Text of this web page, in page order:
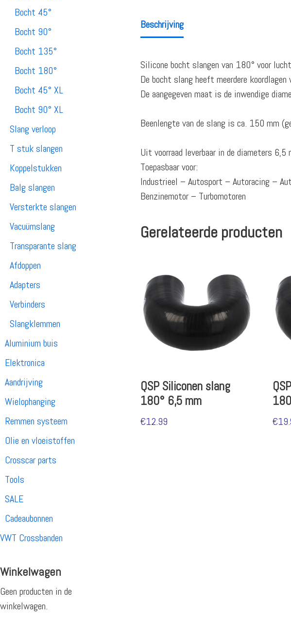
Bocht 45°
Bocht 90°
Bocht 135°
Bocht 180°
Bocht 45° XL
Bocht 90° XL
Slang verloop
T stuk slangen
Koppelstukken
Balg slangen
Versterkte slangen
Vacuümslang
Transparante slang
Afdoppen
Adapters
Verbinders
Slangklemmen
Aluminium buis
Elektronica
Aandrijving
Wielophanging
Remmen systeem
Olie en vloeistoffen
Crosscar parts
Tools
SALE
Cadeaubonnen
VWT Crossbanden
Winkelwagen
Geen producten in de
winkelwagen.
Beschrijving
Silicone bocht slangen van 180° voor
De bocht slang heeft meerdere
De aangegeven maat is de inwendige
Beenlengte van de slang is ca. 150 mm
Uit voorraad leverbaar in de diameters
Toepasbaar voor:
Industrieel – Autosport – Autoracing –
Benzinemotor – Turbomotoren
Gerelateerde producten
QSP Siliconen slang
180° 6,5 mm
€12.99 €